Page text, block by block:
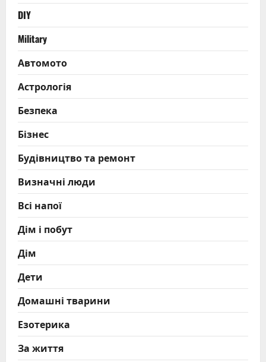
DIY
Military
Автомото
Астрологія
Безпека
Бізнес
Будівництво та ремонт
Визначні люди
Всі напої
Дім і побут
Дім
Дети
Домашні тварини
Езотерика
За життя